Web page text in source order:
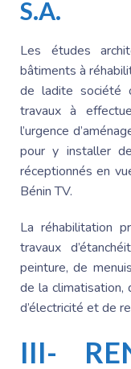
S.A.
Les études
bâtiments à
de ladite société
travaux à
l’urgence
pour y installer
réceptionnés en
Bénin TV.
La réhabilitation
travaux
peinture, de
de la climatisation,
d’électricité et de
III-